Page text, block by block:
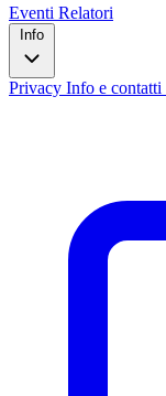
Eventi Relatori
Info
Privacy Info e contatti